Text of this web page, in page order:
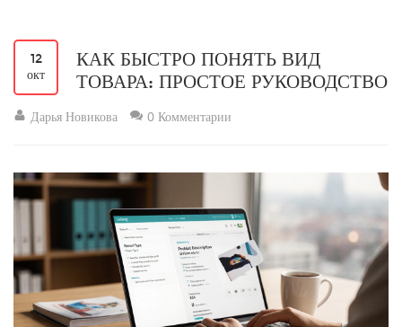
12
окт
КАК БЫСТРО ПОНЯТЬ ВИД
ТОВАРА: ПРОСТОЕ РУКОВОДСТВО
Дарья Новикова 0 Комментарии